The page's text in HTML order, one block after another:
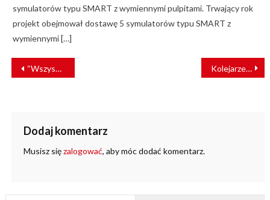
symulatorów typu SMART z wymiennymi pulpitami. Trwający rok
projekt obejmował dostawę 5 symulatorów typu SMART z
wymiennymi […]
NAWIGACJA
WPISU
“Wszyscy jedziemy w jednym kierunku”. Ważny apel Ukrzaliznytsii Kolejarze UZ przygotowali plan i zatrzymali okupantów
Dodaj komentarz
Musisz sięzalogować, aby móc dodać komentarz.